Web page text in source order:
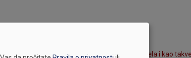
UNDP servisa?
koje je Skupština Kantona Sarajevo donijela i kao